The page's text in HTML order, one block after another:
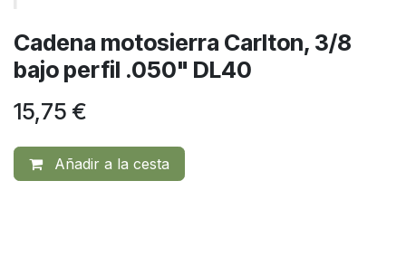
Cadena motosierra Carlton, 3/8
bajo perfil .050" DL40
15,75 €
Añadir a la cesta